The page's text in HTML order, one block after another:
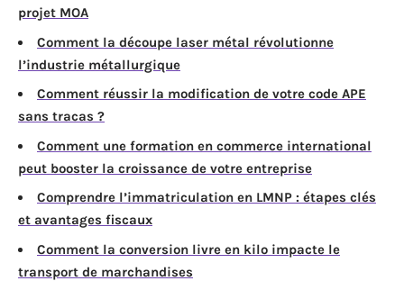
projet MOA
Comment la découpe laser métal révolutionne
l’industrie métallurgique
Comment réussir la modification de votre code APE
sans tracas ?
Comment une formation en commerce international
peut booster la croissance de votre entreprise
Comprendre l’immatriculation en LMNP : étapes clés
et avantages fiscaux
Comment la conversion livre en kilo impacte le
transport de marchandises